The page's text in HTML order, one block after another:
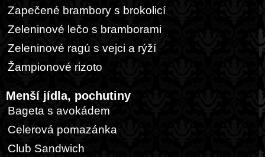
Zapečené brambory s brokolicí
Zeleninové lečo s bramborami
Zeleninové ragú s vejci a rýží
Žampionové rizoto
Menší jídla, pochutiny
Bageta s avokádem
Celerová pomazánka
Club Sandwich